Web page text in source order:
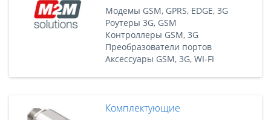
Модемы GSM, GPRS, EDGE, 3G
Роутеры 3G, GSM
Контроллеры GSM, 3G
Преобразователи портов
Аксессуары GSM, 3G, WI-FI
Комплектующие